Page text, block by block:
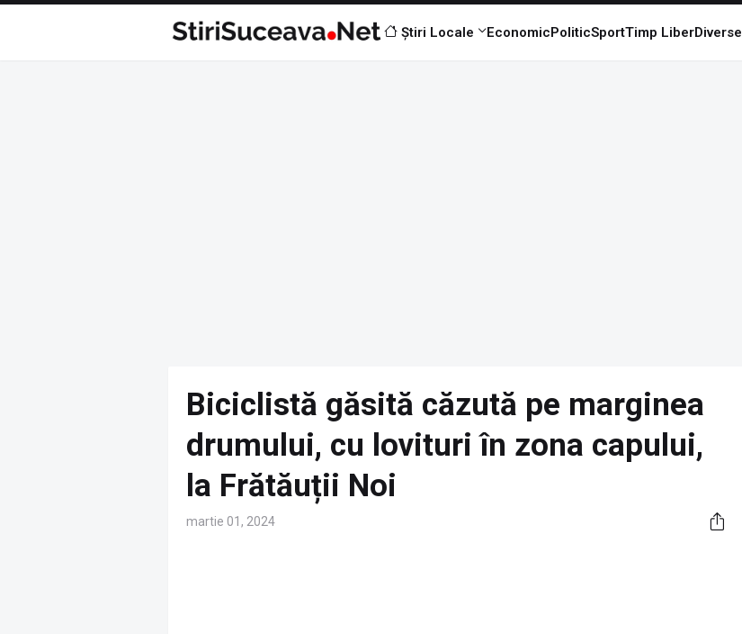
Știri Locale EconomicPoliticSportTimp LiberDiverse
Biciclistă găsită căzută pe marginea
drumului, cu lovituri în zona capului,
la Frătăuții Noi
martie 01, 2024